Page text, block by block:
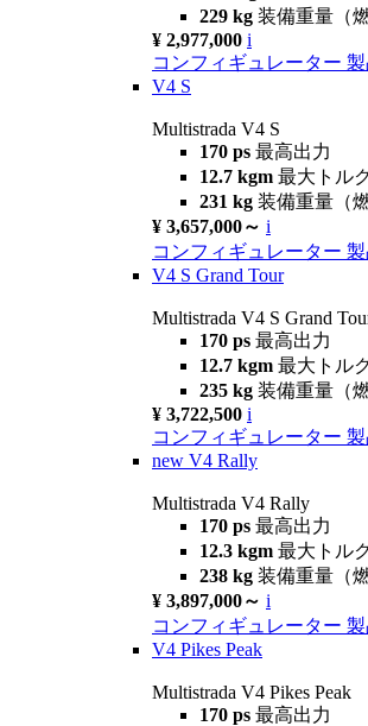
229 kg 装備重量（
¥ 2,977,000 i
コンフィギュレーター
V4 S
Multistrada V4 S
170 ps 最高出力
12.7 kgm 最大トル
231 kg 装備重量（
¥ 3,657,000～ i
コンフィギュレーター
V4 S Grand Tour
Multistrada V4 S Grand
170 ps 最高出力
12.7 kgm 最大トル
235 kg 装備重量（
¥ 3,722,500 i
コンフィギュレーター
new V4 Rally
Multistrada V4 Rally
170 ps 最高出力
12.3 kgm 最大トル
238 kg 装備重量（
¥ 3,897,000～ i
コンフィギュレーター
V4 Pikes Peak
Multistrada V4 Pikes Peak
170 ps 最高出力